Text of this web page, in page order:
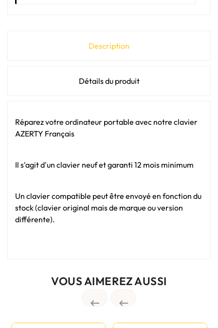
Description
Détails du produit
Réparez votre ordinateur portable avec notre clavier
AZERTY Français
Il s'agit d'un clavier neuf et garanti 12 mois minimum
Un clavier compatible peut être envoyé en fonction du
stock (clavier original mais de marque ou version
différente).
VOUS AIMEREZ AUSSI
 